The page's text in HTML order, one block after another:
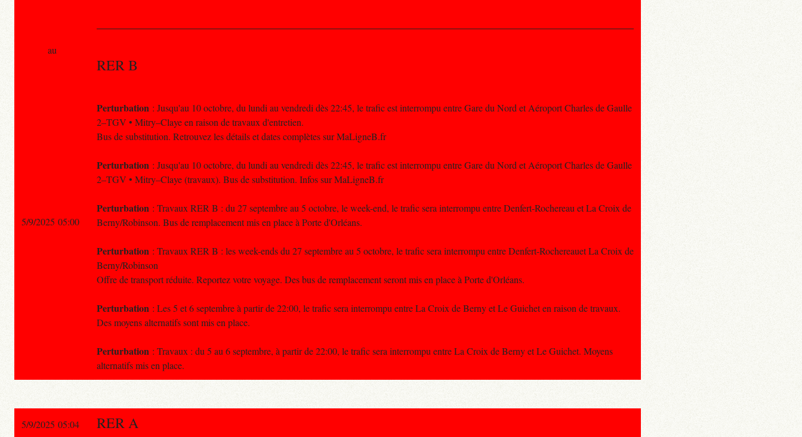
RER B
Perturbation : Jusqu'au 10 octobre, du lundi au vendredi dès 22:45, le trafic est interrompu entre Gare du Nord et Aéroport Charles de Gaulle
2–TGV • Mitry–Claye en raison de travaux d'entretien.
Bus de substitution. Retrouvez les détails et dates complètes sur MaLigneB.fr
Perturbation : Jusqu'au 10 octobre, du lundi au vendredi dès 22:45, le trafic est interrompu entre Gare du Nord et Aéroport Charles de Gaulle
2–TGV • Mitry–Claye (travaux). Bus de substitution. Infos sur MaLigneB.fr
Perturbation : Travaux RER B : du 27 septembre au 5 octobre, le week-end, le trafic sera interrompu entre Denfert-Rochereau et La Croix de
Berny/Robinson. Bus de remplacement mis en place à Porte d'Orléans.
Perturbation : Travaux RER B : les week-ends du 27 septembre au 5 octobre, le trafic sera interrompu entre Denfert-Rochereauet La Croix de
Berny/Robinson
Offre de transport réduite. Reportez votre voyage. Des bus de remplacement seront mis en place à Porte d'Orléans.
Perturbation : Les 5 et 6 septembre à partir de 22:00, le trafic sera interrompu entre La Croix de Berny et Le Guichet en raison de travaux.
Des moyens alternatifs sont mis en place.
Perturbation : Travaux : du 5 au 6 septembre, à partir de 22:00, le trafic sera interrompu entre La Croix de Berny et Le Guichet. Moyens
alternatifs mis en place.
au
5/9/2025 05:00
5/9/2025 05:04 RER A